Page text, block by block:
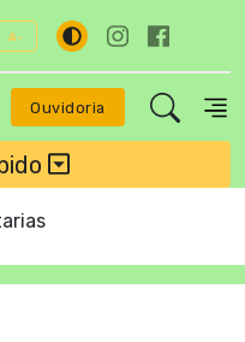
A-
Ouvidoria